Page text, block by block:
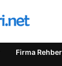
Firma